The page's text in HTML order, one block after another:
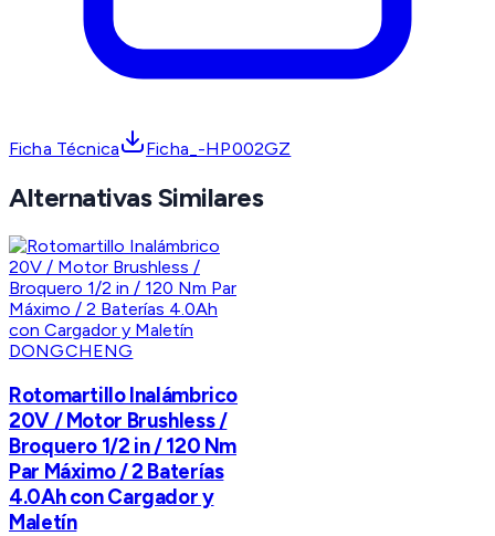
Ficha Técnica Ficha_-HP002GZ
Alternativas Similares
DONGCHENG
Rotomartillo Inalámbrico
20V / Motor Brushless /
Broquero 1/2 in / 120 Nm
Par Máximo / 2 Baterías
4.0Ah con Cargador y
Maletín